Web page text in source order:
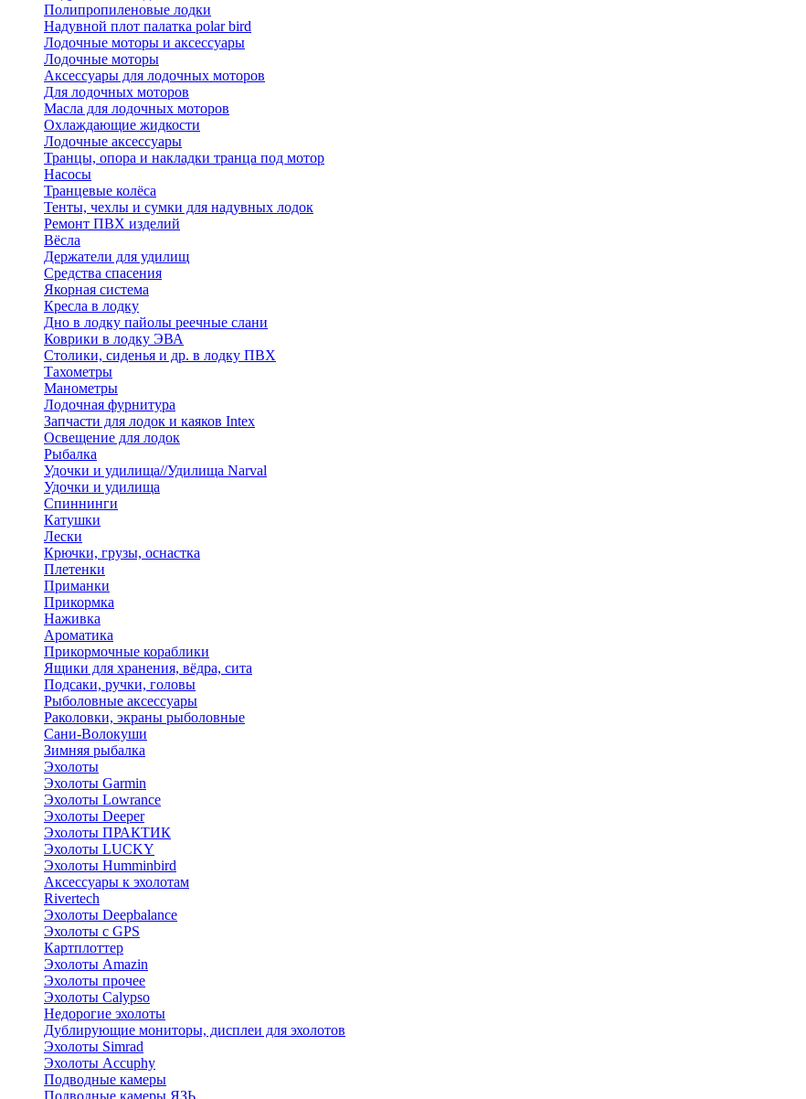
Полипропиленовые лодки
Надувной плот палатка polar bird
Лодочные моторы и аксессуары
Лодочные моторы
Аксессуары для лодочных моторов
Для лодочных моторов
Масла для лодочных моторов
Охлаждающие жидкости
Лодочные аксессуары
Транцы, опора и накладки транца под мотор
Насосы
Транцевые колёса
Тенты, чехлы и сумки для надувных лодок
Ремонт ПВХ изделий
Вёсла
Держатели для удилищ
Средства спасения
Якорная система
Кресла в лодку
Дно в лодку пайолы реечные слани
Коврики в лодку ЭВА
Столики, сиденья и др. в лодку ПВХ
Тахометры
Манометры
Лодочная фурнитура
Запчасти для лодок и каяков Intex
Освещение для лодок
Рыбалка
Удочки и удилища//Удилища Narval
Удочки и удилища
Спиннинги
Катушки
Лески
Крючки, грузы, оснастка
Плетенки
Приманки
Прикормка
Наживка
Ароматика
Прикормочные кораблики
Ящики для хранения, вёдра, сита
Подсаки, ручки, головы
Рыболовные аксессуары
Раколовки, экраны рыболовные
Сани-Волокуши
Зимняя рыбалка
Эхолоты
Эхолоты Garmin
Эхолоты Lowrance
Эхолоты Deeper
Эхолоты ПРАКТИК
Эхолоты LUCKY
Эхолоты Humminbird
Аксессуары к эхолотам
Rivertech
Эхолоты Deepbalance
Эхолоты с GPS
Картплоттер
Эхолоты Amazin
Эхолоты прочее
Эхолоты Calypso
Недорогие эхолоты
Дублирующие мониторы, дисплеи для эхолотов
Эхолоты Simrad
Эхолоты Accuphy
Подводные камеры
Подводные камеры ЯЗЬ